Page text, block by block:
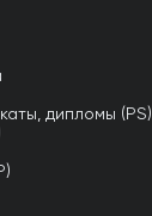
дипломы (PS)